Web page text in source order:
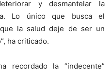
y desmantelar la
Lo único que busca el
la salud deje de ser un
ha criticado.
recordado la “indecente”